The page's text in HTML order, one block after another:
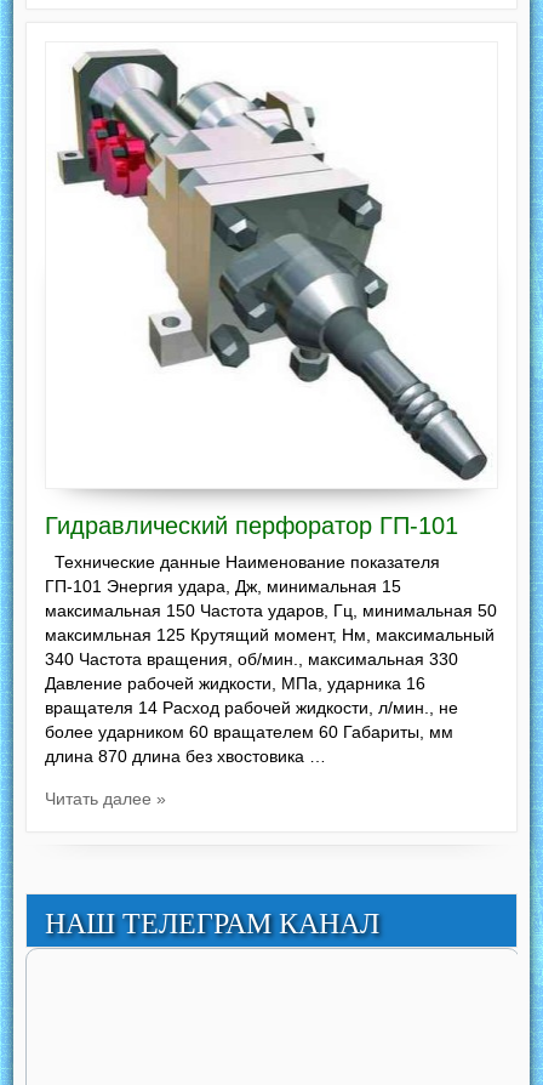
Гидравлический перфоратор ГП-101
Технические данные Наименование показателя
ГП-101 Энергия удара, Дж, минимальная 15
максимальная 150 Частота ударов, Гц, минимальная 50
максимльная 125 Крутящий момент, Нм, максимальный
340 Частота вращения, об/мин., максимальная 330
Давление рабочей жидкости, МПа, ударника 16
вращателя 14 Расход рабочей жидкости, л/мин., не
более ударником 60 вращателем 60 Габариты, мм
длина 870 длина без хвостовика …
Читать далее »
НАШ ТЕЛЕГРАМ КАНАЛ